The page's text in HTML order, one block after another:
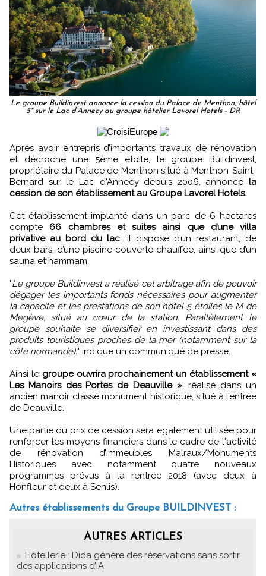
Le groupe Buildinvest annonce la cession du Palace de Menthon, hôtel
5* sur le Lac d’Annecy au groupe hôtelier Lavorel Hotels - DR
Après avoir entrepris d’importants travaux de rénovation
et décroché une 5ème étoile, le groupe Buildinvest,
propriétaire du Palace de Menthon situé à Menthon-Saint-
Bernard sur le Lac d'Annecy depuis 2006, annonce la
cession de son établissement au Groupe Lavorel Hotels.
Cet établissement implanté dans un parc de 6 hectares
compte 66 chambres et suites ainsi que d’une villa
privative au bord du lac. Il dispose d’un restaurant, de
deux bars, d’une piscine couverte chauffée, ainsi que d’un
sauna et hammam.
"Le groupe Buildinvest a réalisé cet arbitrage afin de pouvoir
dégager les importants fonds nécessaires pour augmenter
la capacité et les prestations de son hôtel 5 étoiles le M de
Megève, situé au cœur de la station. Parallèlement le
groupe souhaite se diversifier en investissant dans des
produits touristiques proches de la mer (notamment sur la
côte normande)." indique un communiqué de presse.
Ainsi le groupe ouvrira prochainement un établissement «
Les Manoirs des Portes de Deauville », réalisé dans un
ancien manoir classé monument historique, situé à l’entrée
de Deauville.
Une partie du prix de cession sera également utilisée pour
renforcer les moyens financiers dans le cadre de l'activité
de rénovation d’immeubles Malraux/Monuments
Historiques avec notamment quatre nouveaux
programmes prévus à la rentrée 2018 (avec deux à
Honfleur et deux à Senlis).
Autres établissements du Groupe BUILDINVEST :
AUTRES ARTICLES
Hôtellerie : Dida génère des réservations sans sortir
des applications d’IA